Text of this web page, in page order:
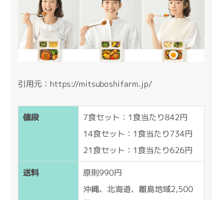
引用元： https://mitsuboshifarm.jp/
値段 7食セット：1食当たり842円
14食セット：1食当たり734円
21食セット：1食当たり626円
送料 原則990円
沖縄、北海道、離島地域2,500